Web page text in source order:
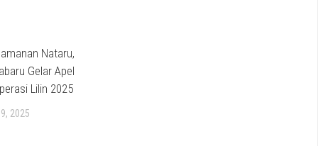
Nataru,
Gelar Apel
Lilin 2025
2025